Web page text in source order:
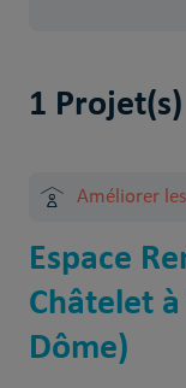
1
Améliorer
Espace
Châtelet
Dôme)